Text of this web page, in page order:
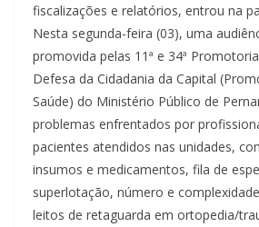
fiscalizações e relatórios, entrou na
Nesta segunda-feira (03), uma
promovida pelas 11ª e 34ª
Defesa da Cidadania da Capital
Saúde) do Ministério Público de
problemas enfrentados por
pacientes atendidos nas unidades,
insumos e medicamentos, fila de
superlotação, número e
leitos de retaguarda em ortopedia/